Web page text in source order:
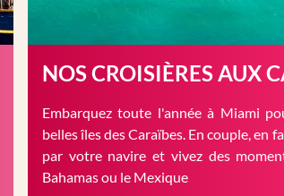
NOS CROISIÈRES AUX
Embarquez toute l'année à Miami
belles îles des Caraïbes. En couple, en
par votre navire et vivez des
Bahamas ou le Mexique